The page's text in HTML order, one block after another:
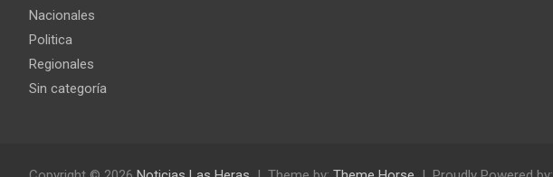
Nacionales
Politica
Regionales
Sin categoría